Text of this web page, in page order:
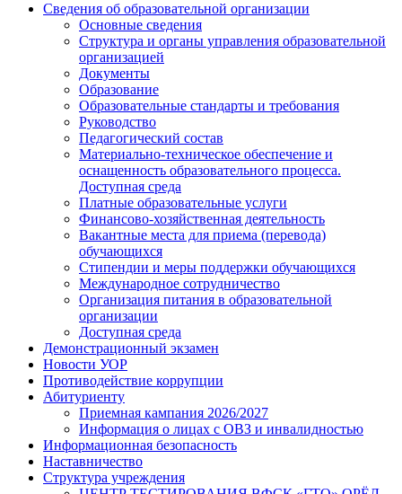
Сведения об образовательной организации
Основные сведения
Структура и органы управления образовательной
организацией
Документы
Образование
Образовательные стандарты и требования
Руководство
Педагогический состав
Материально-техническое обеспечение и
оснащенность образовательного процесса.
Доступная среда
Платные образовательные услуги
Финансово-хозяйственная деятельность
Вакантные места для приема (перевода)
обучающихся
Стипендии и меры поддержки обучающихся
Международное сотрудничество
Организация питания в образовательной
организации
Доступная среда
Демонстрационный экзамен
Новости УОР
Противодействие коррупции
Абитуриенту
Приемная кампания 2026/2027
Информация о лицах с ОВЗ и инвалидностью
Информационная безопасность
Наставничество
Структура учреждения